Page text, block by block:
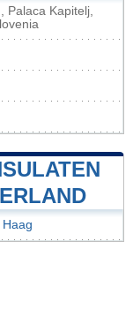
Palaca Kapitelj,